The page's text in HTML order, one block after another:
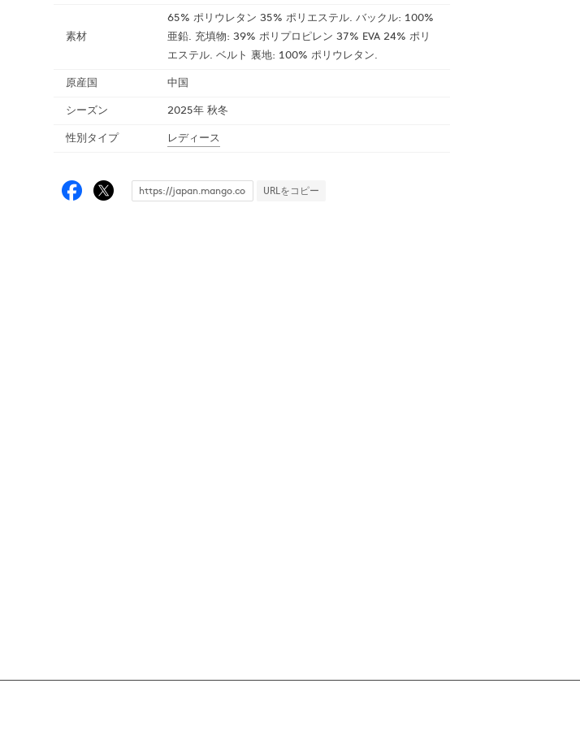
素材
65% ポリウレタン 35% ポリエステル. バックル: 100%
亜鉛. 充填物: 39% ポリプロピレン 37% EVA 24% ポリ
エステル. ベルト 裏地: 100% ポリウレタン.
原産国
中国
シーズン
2025年 秋冬
性別タイプ
レディース
URLをコピー